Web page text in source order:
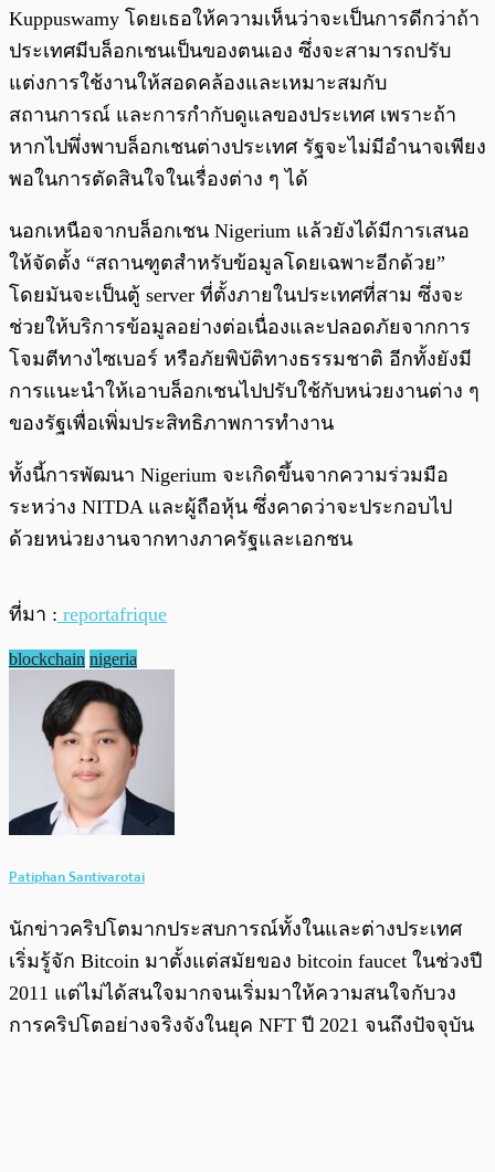
Kuppuswamy โดยเธอให้ความเห็นว่าจะเป็นการดีกว่าถ้า
ประเทศมีบล็อกเชนเป็นของตนเอง ซึ่งจะสามารถปรับ
แต่งการใช้งานให้สอดคล้องและเหมาะสมกับ
สถานการณ์ และการกำกับดูแลของประเทศ เพราะถ้า
หากไปพึ่งพาบล็อกเชนต่างประเทศ รัฐจะไม่มีอำนาจเพียง
พอในการตัดสินใจในเรื่องต่าง ๆ ได้
นอกเหนือจากบล็อกเชน Nigerium แล้วยังได้มีการเสนอ
ให้จัดตั้ง “สถานฑูตสำหรับข้อมูลโดยเฉพาะอีกด้วย”
โดยมันจะเป็นตู้ server ที่ตั้งภายในประเทศที่สาม ซึ่งจะ
ช่วยให้บริการข้อมูลอย่างต่อเนื่องและปลอดภัยจากการ
โจมตีทางไซเบอร์ หรือภัยพิบัติทางธรรมชาติ อีกทั้งยังมี
การแนะนำให้เอาบล็อกเชนไปปรับใช้กับหน่วยงานต่าง ๆ
ของรัฐเพื่อเพิ่มประสิทธิภาพการทำงาน
ทั้งนี้การพัฒนา Nigerium จะเกิดขึ้นจากความร่วมมือ
ระหว่าง NITDA และผู้ถือหุ้น ซึ่งคาดว่าจะประกอบไป
ด้วยหน่วยงานจากทางภาครัฐและเอกชน
ที่มา : reportafrique
blockchain nigeria
Patiphan Santivarotai
นักข่าวคริปโตมากประสบการณ์ทั้งในและต่างประเทศ
เริ่มรู้จัก Bitcoin มาตั้งแต่สมัยของ bitcoin faucet ในช่วงปี
2011 แต่ไม่ได้สนใจมากจนเริ่มมาให้ความสนใจกับวง
การคริปโตอย่างจริงจังในยุค NFT ปี 2021 จนถึงปัจจุบัน